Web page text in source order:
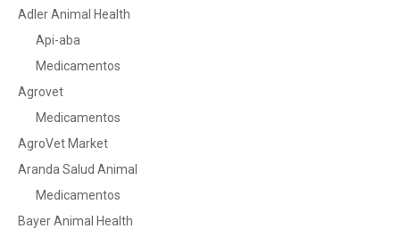
Adler Animal Health
Api-aba
Medicamentos
Agrovet
Medicamentos
AgroVet Market
Aranda Salud Animal
Medicamentos
Bayer Animal Health